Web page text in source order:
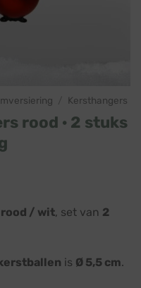
Kersthangers
rood · 2 stuks
rood / wit, set van 2
is Ø 5,5 cm.